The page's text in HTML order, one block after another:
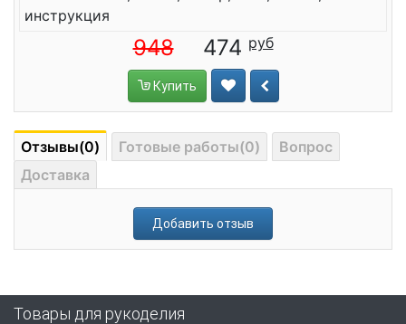
инструкция
948 474
Купить
Отзывы(0) Готовые работы(0)
Вопрос
Доставка
Добавить отзыв
Товары для рукоделия